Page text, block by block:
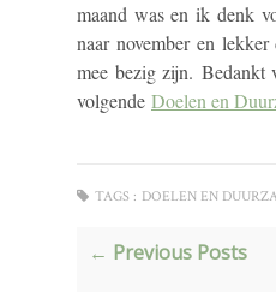
maand was en ik denk
naar november en
mee bezig zijn. Bedankt
volgende Doelen en
TAGS : DOELEN EN
← Previous Posts